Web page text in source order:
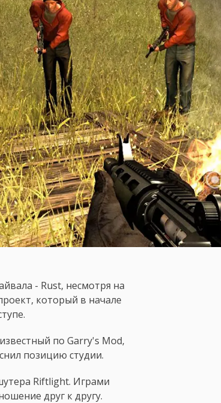
- Rust, несмотря на
который в начале
по Garry's Mod,
позицию студии.
Riftlight. Играми
друг к другу.